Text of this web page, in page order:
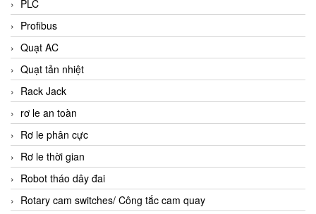
PLC
Profibus
Quạt AC
Quạt tản nhiệt
Rack Jack
rơ le an toàn
Rơ le phân cực
Rơ le thời gian
Robot tháo dây đai
Rotary cam switches/ Công tắc cam quay